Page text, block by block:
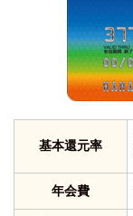
基本還元率
年会費